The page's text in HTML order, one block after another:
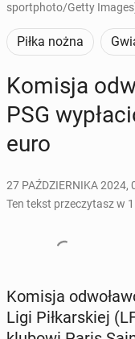
sportphoto/Getty
Piłka nożna
Komisja
PSG
euro
27 PAŹDZIERNIKA 2024,
Ten tekst przeczytasz w
Komisja
Ligi Pił­kar­skiej